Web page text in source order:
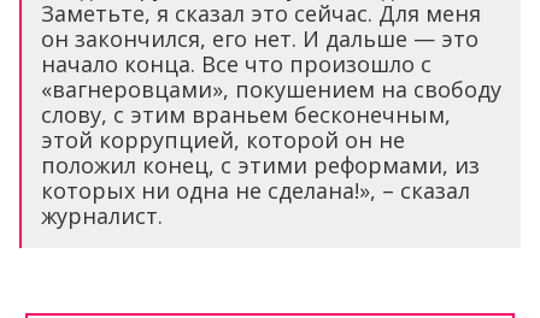
Заметьте, я сказал это сейчас. Для меня
он закончился, его нет. И дальше — это
начало конца. Все что произошло с
«вагнеровцами», покушением на свободу
слову, с этим враньем бесконечным,
этой коррупцией, которой он не
положил конец, с этими реформами, из
которых ни одна не сделана!», – сказал
журналист.